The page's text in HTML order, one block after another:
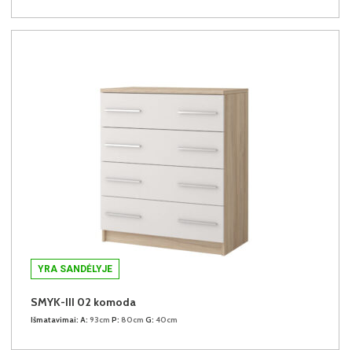
YRA SANDĖLYJE
SMYK-III 02 komoda
Išmatavimai: A: 93cm P: 80cm G: 40cm